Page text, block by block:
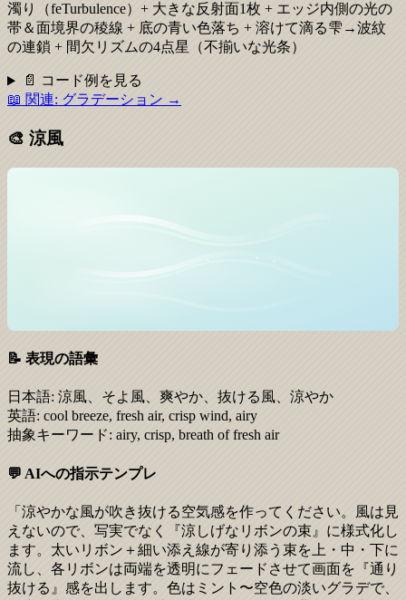
濁り（feTurbulence）+ 大きな反射面1枚 + エッジ内側の光の
帯＆面境界の稜線 + 底の青い色落ち + 溶けて滴る雫→波紋
の連鎖 + 間欠リズムの4点星（不揃いな光条）
📄 コード例を見る
📖 関連: グラデーション →
🎨 涼風
📝 表現の語彙
日本語: 涼風、そよ風、爽やか、抜ける風、涼やか
英語: cool breeze, fresh air, crisp wind, airy
抽象キーワード: airy, crisp, breath of fresh air
💬 AIへの指示テンプレ
「涼やかな風が吹き抜ける空気感を作ってください。風は見
えないので、写実でなく『涼しげなリボンの束』に様式化し
ます。太いリボン＋細い添え線が寄り添う束を上・中・下に
流し、各リボンは両端を透明にフェードさせて画面を『通り
抜ける』感を出します。色はミント〜空色の淡いグラデで、